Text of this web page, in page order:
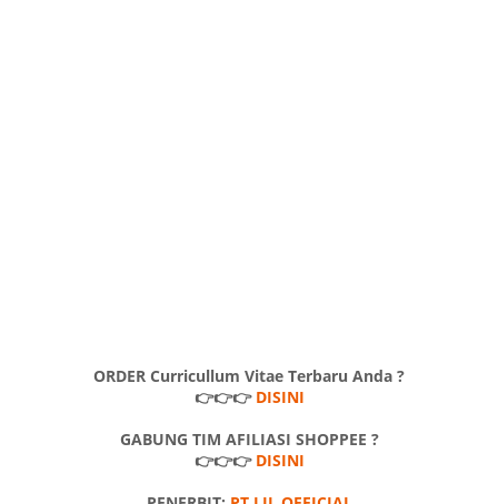
ORDER Curricullum Vitae Terbaru Anda ?
👉👉👉 DISINI
GABUNG TIM AFILIASI SHOPPEE ?
👉👉👉 DISINI